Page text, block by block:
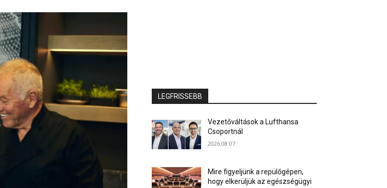
LEGFRISSEBB
Vezetőváltások a Lufthansa
Csoportnál
2026.08.07.
Mire figyeljünk a repülőgépen,
hogy elkerüljük az egészségügyi